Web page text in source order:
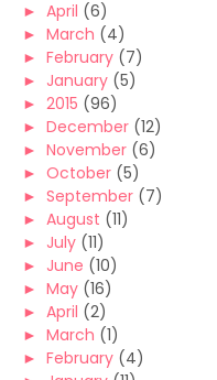
► April (6)
► March (4)
► February (7)
► January (5)
► 2015 (96)
► December (12)
► November (6)
► October (5)
► September (7)
► August (11)
► July (11)
► June (10)
► May (16)
► April (2)
► March (1)
► February (4)